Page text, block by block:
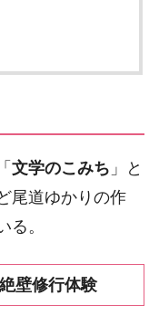
文学のこみち 」と
尾道ゆかりの作
る。
壁修行体験